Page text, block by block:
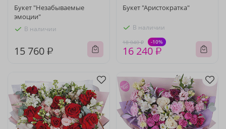
Букет "Незабываемые
эмоции"
В наличии
15 760 ₽
Букет "Аристократка"
В наличии
18 040 ₽ -10%
16 240 ₽